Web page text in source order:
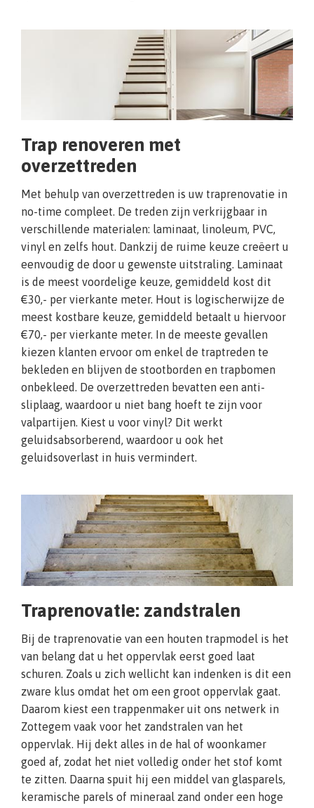
Trap renoveren met
overzettreden
Met behulp van overzettreden is uw traprenovatie in
no-time compleet. De treden zijn verkrijgbaar in
verschillende materialen: laminaat, linoleum, PVC,
vinyl en zelfs hout. Dankzij de ruime keuze creëert u
eenvoudig de door u gewenste uitstraling. Laminaat
is de meest voordelige keuze, gemiddeld kost dit
€30,- per vierkante meter. Hout is logischerwijze de
meest kostbare keuze, gemiddeld betaalt u hiervoor
€70,- per vierkante meter. In de meeste gevallen
kiezen klanten ervoor om enkel de traptreden te
bekleden en blijven de stootborden en trapbomen
onbekleed. De overzettreden bevatten een anti-
sliplaag, waardoor u niet bang hoeft te zijn voor
valpartijen. Kiest u voor vinyl? Dit werkt
geluidsabsorberend, waardoor u ook het
geluidsoverlast in huis vermindert.
Traprenovatie: zandstralen
Bij de traprenovatie van een houten trapmodel is het
van belang dat u het oppervlak eerst goed laat
schuren. Zoals u zich wellicht kan indenken is dit een
zware klus omdat het om een groot oppervlak gaat.
Daarom kiest een trappenmaker uit ons netwerk in
Zottegem vaak voor het zandstralen van het
oppervlak. Hij dekt alles in de hal of woonkamer
goed af, zodat het niet volledig onder het stof komt
te zitten. Daarna spuit hij een middel van glasparels,
keramische parels of mineraal zand onder een hoge